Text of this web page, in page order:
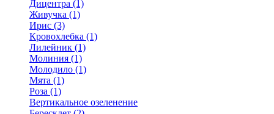
Дицентра (1)
Живучка (1)
Ирис (3)
Кровохлебка (1)
Лилейник (1)
Молиния (1)
Молодило (1)
Мята (1)
Роза (1)
Вертикальное озеленение